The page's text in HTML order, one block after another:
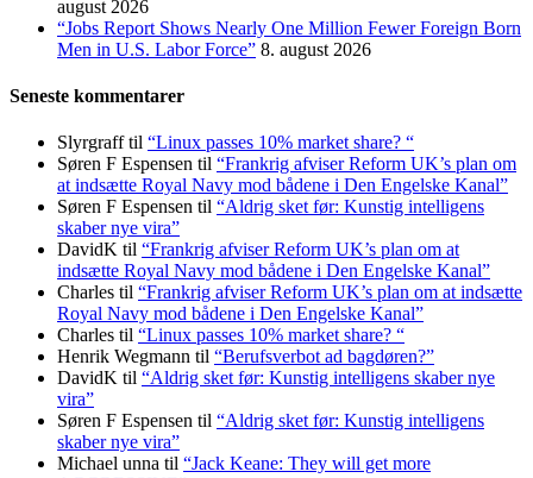
august 2026
“Jobs Report Shows Nearly One Million Fewer Foreign Born
Men in U.S. Labor Force” 8. august 2026
Seneste kommentarer
Slyrgrafftil “Linux passes 10% market share? “
Søren F Espensen til “Frankrig afviser Reform UK’s plan om
at indsætte Royal Navy mod bådene i Den Engelske Kanal”
Søren F Espensen til “Aldrig sket før: Kunstig intelligens
skaber nye vira”
DavidK til “Frankrig afviser Reform UK’s plan om at
indsætte Royal Navy mod bådene i Den Engelske Kanal”
Charles til “Frankrig afviser Reform UK’s plan om at indsætte
Royal Navy mod bådene i Den Engelske Kanal”
Charles til “Linux passes 10% market share? “
Henrik Wegmann til “Berufsverbot ad bagdøren?”
DavidK til “Aldrig sket før: Kunstig intelligens skaber nye
vira”
Søren F Espensen til “Aldrig sket før: Kunstig intelligens
skaber nye vira”
Michael unna til “Jack Keane: They will get more